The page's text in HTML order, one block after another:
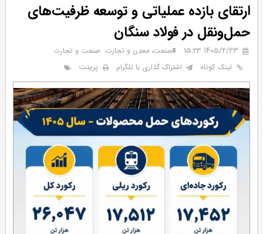
ارتقای بازده عملیاتی و توسعه ظرفیت‌های
حمل‌ونقل در فولاد سنگان
۱۴۰۵/۲/۲۳ 15:23 صنعت، معدن و تجارت صنعت و تجارت
لینک کوتاه
اشتراک گذاری با تلگرام پرینت